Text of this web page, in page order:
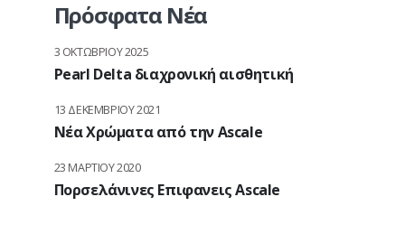
Πρόσφατα Νέα
Pearl Delta διαχρονική αισθητική
3 ΟΚΤΩΒΡΊΟΥ 2025
Νέα Χρώματα από την Ascale
13 ΔΕΚΕΜΒΡΊΟΥ 2021
Πορσελάνινες Επιφανεις Ascale
23 ΜΑΡΤΊΟΥ 2020